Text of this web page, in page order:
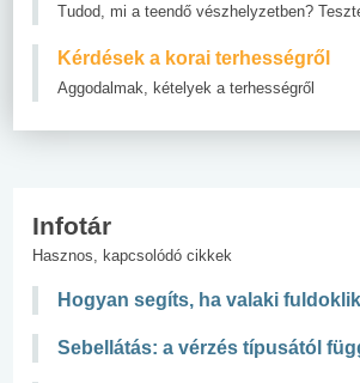
Tudod, mi a teendő vészhelyzetben?
Kérdések a korai terhességről
Aggodalmak, kételyek a terhességről
Infotár
Hasznos, kapcsolódó cikkek
Hogyan segíts, ha valaki
Sebellátás: a vérzés típusától